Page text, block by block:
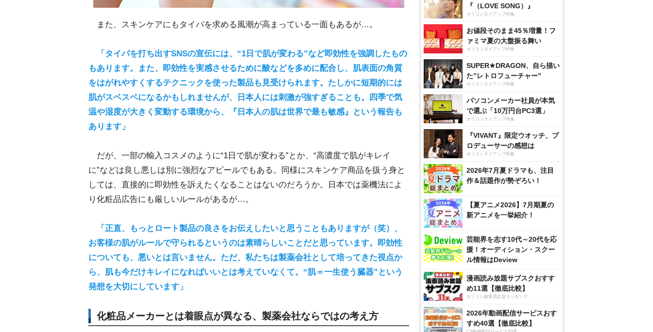
また、スキンケアにもタイパを求める風潮が高まっている一面もあるが…。
「タイパを打ち出すSNSの宣伝には、“1日で肌が変わる”など即効性を強調したもの
もあります。また、即効性を実感させるために酸などを多めに配合し、肌表面の角質
をはがれやすくするテクニックを使った製品も見受けられます。たしかに短期的には
肌がスベスベになるかもしれませんが、日本人には刺激が強すぎることも。四季で気
温や湿度が大きく変動する環境から、『日本人の肌は世界で最も敏感』という報告も
あります」
だが、一部の輸入コスメのように“1日で肌が変わる”とか、“高濃度で肌がキレイ
に”などは良し悪しは別に強烈なアピールでもある。同様にスキンケア商品を扱う身と
しては、直接的に即効性を訴えたくなることはないのだろうか。日本では薬機法によ
り化粧品広告にも厳しいルールがあるが…。
「正直、もっとロート製品の良さをお伝えしたいと思うこともありますが（笑）、
お客様の肌がルールで守られるというのは素晴らしいことだと思っています。即効性
についても、悪いとは言いません。ただ、私たちは製薬会社として培ってきた視点か
ら、肌も今だけキレイになればいいとは考えていなくて。“肌＝一生使う臓器”という
発想を大切にしています」
化粧品メーカーとは着眼点が異なる、製薬会社ならではの考え方
『（LOVE SONG）』
オリコンタイアップ特集
お値段そのまま45％増量！フ
ァミマ夏の大盤振る舞い
オリコンタイアップ特集
SUPER★DRAGON、自ら描い
た”レトロフューチャー”
オリコンタイアップ特集
パソコンメーカー社員が本気
で選ぶ「10万円台PC3選」
オリコンタイアップ特集
『VIVANT』限定ウオッチ、プ
ロデューサーの感想は
オリコンタイアップ特集
2026年7月夏ドラマも、注目
作＆話題作が勢ぞろい！
【夏アニメ2026】7月期夏の
新アニメを一挙紹介！
芸能界を志す10代～20代を応
援！オーディション・スクー
ル情報はDeview
漫画読み放題サブスクおすす
め11選【徹底比較】
オリコン顧客満足度ランキング
2026年動画配信サービスおす
すめ40選【徹底比較】